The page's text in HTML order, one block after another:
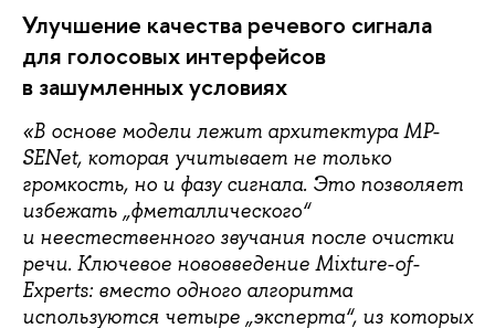
Улучшение качества речевого сигнала
для голосовых интерфейсов
в зашумленных условиях
«В основе модели лежит архитектура MP-
SENet, которая учитывает не только
громкость, но и фазу сигнала. Это позволяет
избежать „фметаллического“
и неестественного звучания после очистки
речи. Ключевое нововведение Mixture-of-
Experts: вместо одного алгоритма
используются четыре „эксперта“, из которых